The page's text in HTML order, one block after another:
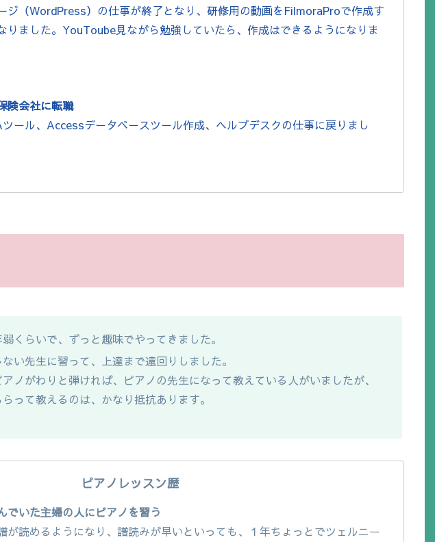
ジ（WordPress）の仕事が終了となり、研修用の動画をFilmoraProで作成す
りました。YouToube見ながら勉強していたら、作成はできるようになりま
険会社に転職
ール、Accessデータベースツール作成、ヘルプデスクの仕事に戻りまし
くらいで、ずっと趣味でやってきました。
い先生に習って、上達まで遠回りしました。
ノがわりと弾ければ、ピアノの先生になって教えている人がいましたが、
って教えるのは、かなり抵抗あります。
ピアノレッスン歴
でいた主婦の人にピアノを習う
が読めるようになり、譜読みが早いといっても、１年ちょっとでツェルニー